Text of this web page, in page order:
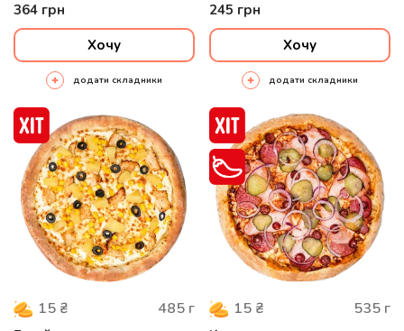
364 грн
Хочу
додати складники
245 грн
Хочу
додати складники
15 ₴ 485 г 15 ₴ 535 г